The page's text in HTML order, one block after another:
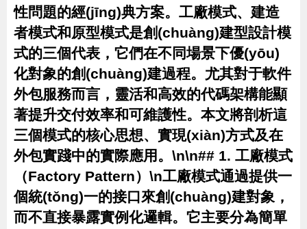
性問題的經(jīng)典方案。工廠模式、建造
者模式和原型模式是創(chuàng)建型設計模
式的三個代表，它們在不同場景下優(yōu)
化對象的創(chuàng)建過程。尤其對于軟件
外包服務而言，靈活和高效的代碼架構能顯
著提升交付效率和可維護性。本文將剖析這
三個模式的核心思想、實現(xiàn)方式及在
外包實踐中的實際應用。\n\n## 1. 工廠模式
（Factory Pattern）\n工廠模式通過提供一
個統(tǒng)一的接口來創(chuàng)建對象，
而不直接暴露實例化邏輯。它主要分為簡單